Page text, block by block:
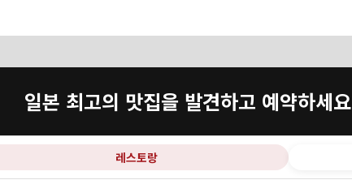
일본 최고의 맛집을 발견하고 예약하세요
레스토랑